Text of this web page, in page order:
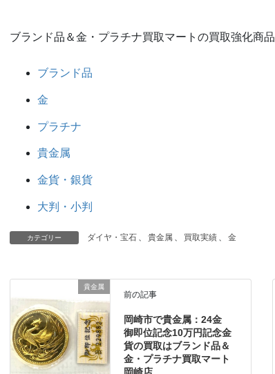
ブランド品＆金・プラチナ買取マートの買取強化商品
ブランド品
金
プラチナ
貴金属
金貨・銀貨
大判・小判
カテゴリー ダイヤ・宝石 、 貴金属 、 買取実績 、 金
貴金属
前の記事
岡崎市で貴金属：24金
御即位記念10万円記念金
貨の買取はブランド品＆
金・プラチナ買取マート